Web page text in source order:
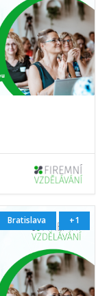
Bratislava +1